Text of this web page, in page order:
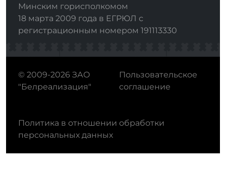
Минским горисполкомом
18 марта 2009 года в ЕГРЮЛ с
регистрационным номером 191113330
© 2009-2026 ЗАО
"Белреализация"
Пользовательское
соглашение
Политика в отношении обработки
персональных данных